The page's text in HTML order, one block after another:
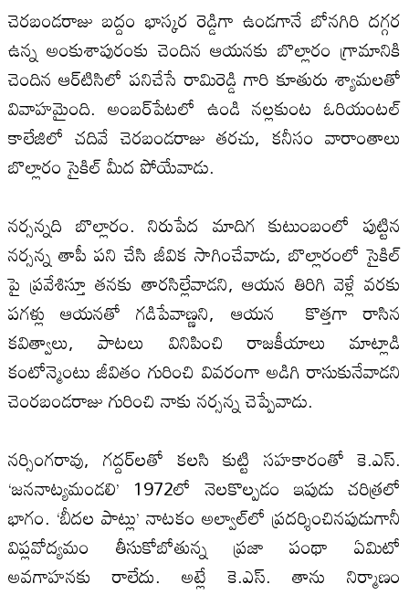
చెరబండరాజు బద్దం భాస్కర రెడ్డిగా ఉండగానే బోనగిరి దగ్గర
ఉన్న అంకుశాపురంకు చెందిన ఆయనకు బొల్లారం గ్రామానికి
చెందిన ఆర్‌టిసిలో పనిచేసే రామిరెడ్డి గారి కూతురు శ్యామలతో
వివాహమైంది. అంబర్‌పేటలో ఉండి నల్లకుంట ఓరియంటల్‌
కాలేజిలో చదివే చెరబండరాజు తరచు, కనీసం వారాంతాలు
బొల్లారం సైకిల్‌ మీద పోయేవాడు.
నర్సన్నది బొల్లారం. నిరుపేద మాదిగ కుటుంబంలో పుట్టిన
నర్సన్న తాపీ పని చేసి జీవిక సాగించేవాడు, బొల్లారంలో సైకిల్‌
పై ప్రవేశిస్తూ తనకు తారసిల్లేవాడని, ఆయన తిరిగి వెళ్లే వరకు
పగళ్లు ఆయనతో గడిపేవాణ్ణని, ఆయన కొత్తగా రాసిన
కవిత్వాలు, పాటలు వినిపించి రాజకీయాలు మాట్లాడి
కంటోన్మెంటు జీవితం గురించి వివరంగా అడిగి రాసుకునేవాడని
చెంరబండరాజు గురించి నాకు నర్సన్న చెప్పేవాడు.
నర్సింగరావు, గద్దర్‌లతో కలసి కుట్టి సహకారంతో కె.ఎస్‌.
‘జననాట్యమండలి’ 1972లో నెలకొల్పడం ఇపుడు చరిత్రలో
భాగం. ‘బీదల పాట్లు’ నాటకం అల్వాల్‌లో ప్రదర్శించినపుడుగానీ
విప్లవోద్యమం తీసుకోబోతున్న ప్రజా పంథా ఏమిటో
అవగాహనకు రాలేదు. అట్లే కె.ఎస్‌. తాను నిర్మాణం